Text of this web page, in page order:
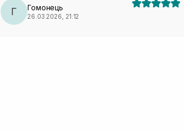
Г Гомонець
26.03.2026, 21:12